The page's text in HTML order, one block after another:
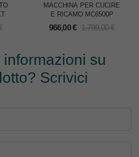
MACCHINA PER CUCIRE
E RICAMO MC6500P
966,00€ 1.799,00€
su
Scrivici